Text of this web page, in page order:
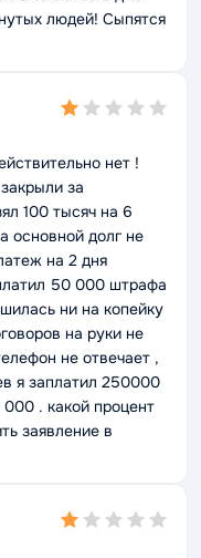
людей! Сыпятся
нет !
за
100 тысяч на 6
основной долг не
на 2 дня
50 000 штрафа
ни на копейку
на руки не
не отвечает ,
я заплатил 250000
. какой процент
заявление в